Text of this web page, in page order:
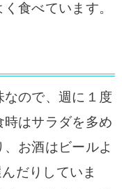
食べています。
ので、週に１度
時はサラダを多め
お酒はビールよ
だりしていま